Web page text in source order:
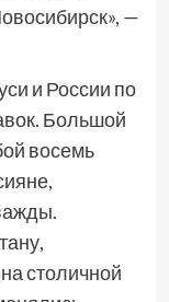
—
и России по
Большой
восемь
столичной